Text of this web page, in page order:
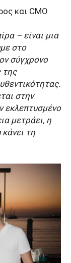
και CΜΟ
– είναι μια
στο
σύγχρονο
της
στην
εκλεπτυσμένο
μετράει, η
τη